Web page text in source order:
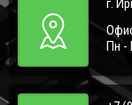
г.
Пн -